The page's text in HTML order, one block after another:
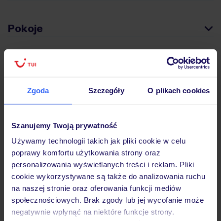
Zgoda Szczegóły O plikach cookies
Szanujemy Twoją prywatność
Używamy technologii takich jak pliki cookie w celu
poprawy komfortu użytkowania strony oraz
personalizowania wyświetlanych treści i reklam. Pliki
cookie wykorzystywane są także do analizowania ruchu
na naszej stronie oraz oferowania funkcji mediów
społecznościowych. Brak zgody lub jej wycofanie może
negatywnie wpłynąć na niektóre funkcje strony.
Pokoje
Wyżywienie
Atrakcje
Ważne informacje
Często zadawane pytania
Jak zmienić uczestników/osobę zgłaszającą?
Czy w Hotelu będzie przedstawiciel TUI?